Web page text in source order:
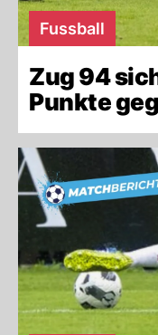
Fussball
Zug 94
Punkte